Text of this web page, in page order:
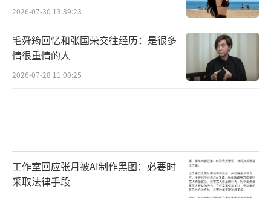
2026-07-30 13:39:23
毛舜筠回忆和张国荣交往经历：是很多
情很重情的人
2026-07-28 11:00:25
工作室回应张月被AI制作黑图：必要时
采取法律手段